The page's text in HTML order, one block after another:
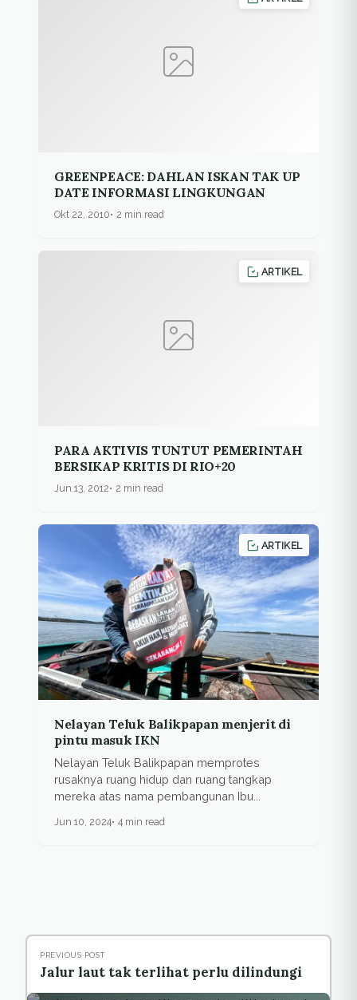
GREENPEACE: DAHLAN ISKAN TAK UP
DATE INFORMASI LINGKUNGAN
Okt 22, 2010 2 min read
ARTIKEL
PARA AKTIVIS TUNTUT PEMERINTAH
BERSIKAP KRITIS DI RIO+20
Jun 13, 2012 2 min read
ARTIKEL
Nelayan Teluk Balikpapan menjerit di
pintu masuk IKN
Nelayan Teluk Balikpapan memprotes
rusaknya ruang hidup dan ruang tangkap
mereka atas nama pembangunan Ibu...
Jun 10, 2024 4 min read
PREVIOUS POST
Jalur laut tak terlihat perlu dilindungi